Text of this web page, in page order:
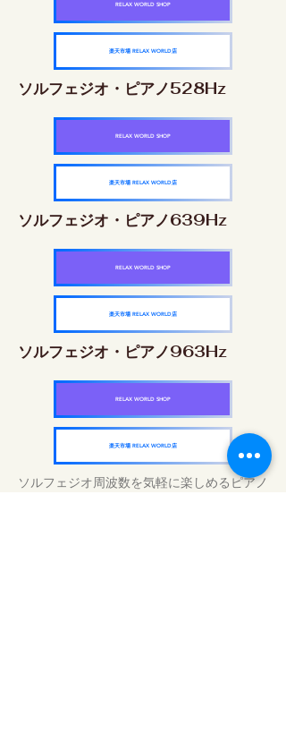
RELAX WORLD SHOP
楽天市場 RELAX WORLD店
ソルフェジオ・ピアノ528Hz
RELAX WORLD SHOP
楽天市場 RELAX WORLD店
ソルフェジオ・ピアノ639Hz
RELAX WORLD SHOP
楽天市場 RELAX WORLD店
ソルフェジオ・ピアノ963Hz
RELAX WORLD SHOP
楽天市場 RELAX WORLD店
ソルフェジオ周波数を気軽に楽しめるピアノ